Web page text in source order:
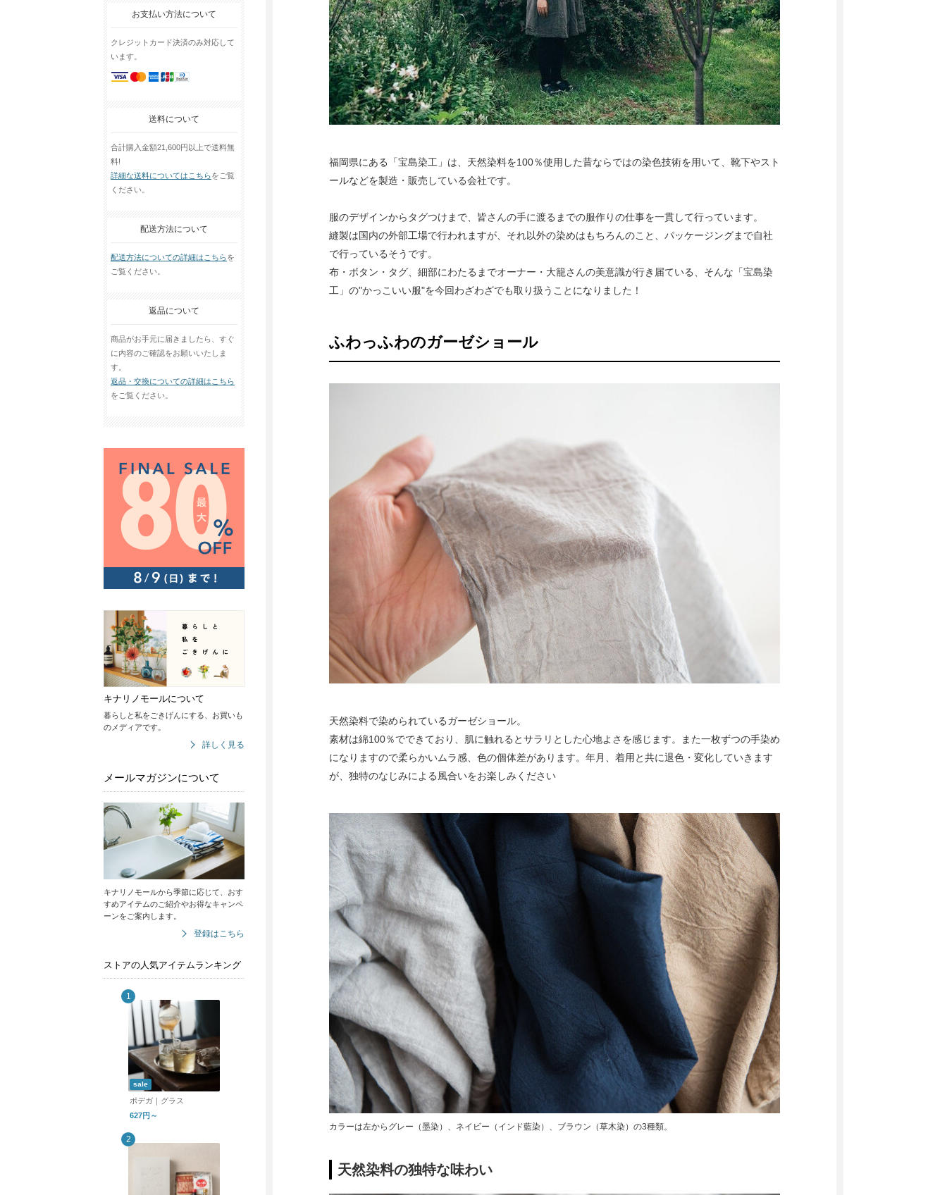
お支払い方法について
クレジットカード決済のみ対応して
います。
送料について
合計購入金額21,600円以上で送料無
料!
詳細な送料についてはこちらをご覧
ください。
配送方法について
配送方法についての詳細はこちらを
ご覧ください。
返品について
商品がお手元に届きましたら、すぐ
に内容のご確認をお願いいたしま
す。
返品・交換についての詳細はこちら
をご覧ください。
キナリノモールについて
暮らしと私をごきげんにする、お買いも
のメディアです。
詳しく見る
メールマガジンについて
キナリノモールから季節に応じて、おす
すめアイテムのご紹介やお得なキャンペ
ーンをご案内します。
登録はこちら
ストアの人気アイテムランキング
sale
ボデガ｜グラス
627円～
福岡県にある「宝島染工」は、天然染料を100％使用した昔ならではの染色技術を用いて、靴下やスト
ールなどを製造・販売している会社です。
服のデザインからタグつけまで、皆さんの手に渡るまでの服作りの仕事を一貫して行っています。
縫製は国内の外部工場で行われますが、それ以外の染めはもちろんのこと、パッケージングまで自社
で行っているそうです。
布・ボタン・タグ、細部にわたるまでオーナー・大籠さんの美意識が行き届ている、そんな「宝島染
工」の"かっこいい服"を今回わざわざでも取り扱うことになりました！
ふわっふわのガーゼショール
天然染料で染められているガーゼショール。
素材は綿100％でできており、肌に触れるとサラリとした心地よさを感じます。また一枚ずつの手染め
になりますので柔らかいムラ感、色の個体差があります。年月、着用と共に退色・変化していきます
が、独特のなじみによる風合いをお楽しみください
カラーは左からグレー（墨染）、ネイビー（インド藍染）、ブラウン（草木染）の3種類。
天然染料の独特な味わい